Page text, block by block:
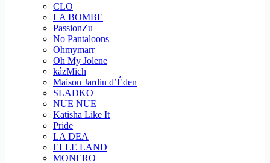
CLO
LA BOMBE
PassionZu
No Pantaloons
Ohmymarr
Oh My Jolene
kázMich
Maison Jardin d’Éden
SLADKO
NUE NUE
Katisha Like It
Pride
LA DEA
ELLE LAND
MONERO